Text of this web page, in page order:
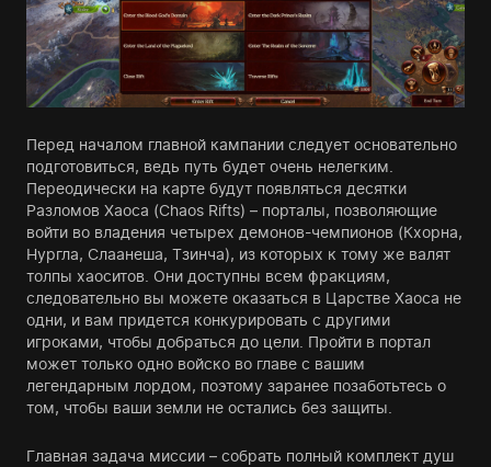
Перед началом главной кампании следует основательно
подготовиться, ведь путь будет очень нелегким.
Переодически на карте будут появляться десятки
Разломов Хаоса (Chaos Rifts) – порталы, позволяющие
войти во владения четырех демонов-чемпионов (Кхорна,
Нургла, Слаанеша, Тзинча), из которых к тому же валят
толпы хаоситов. Они доступны всем фракциям,
следовательно вы можете оказаться в Царстве Хаоса не
одни, и вам придется конкурировать с другими
игроками, чтобы добраться до цели. Пройти в портал
может только одно войско во главе с вашим
легендарным лордом, поэтому заранее позаботьтесь о
том, чтобы ваши земли не остались без защиты.
Главная задача миссии – собрать полный комплект душ